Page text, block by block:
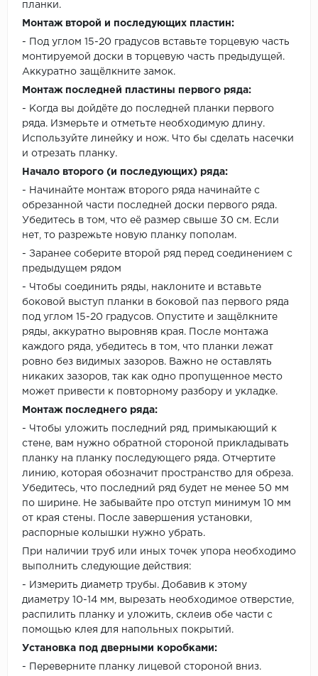
планки.
Монтаж второй и последующих пластин:
- Под углом 15-20 градусов вставьте торцевую часть
монтируемой доски в торцевую часть предыдущей.
Аккуратно защёлкните замок.
Монтаж последней пластины первого ряда:
- Когда вы дойдёте до последней планки первого
ряда. Измерьте и отметьте необходимую длину.
Используйте линейку и нож. Что бы сделать насечки
и отрезать планку.
Начало второго (и последующих) ряда:
- Начинайте монтаж второго ряда начинайте с
обрезанной части последней доски первого ряда.
Убедитесь в том, что её размер свыше 30 см. Если
нет, то разрежьте новую планку пополам.
- Заранее соберите второй ряд перед соединением с
предыдущем рядом
- Чтобы соединить ряды, наклоните и вставьте
боковой выступ планки в боковой паз первого ряда
под углом 15-20 градусов. Опустите и защёлкните
ряды, аккуратно выровняв края. После монтажа
каждого ряда, убедитесь в том, что планки лежат
ровно без видимых зазоров. Важно не оставлять
никаких зазоров, так как одно пропущенное место
может привести к повторному разбору и укладке.
Монтаж последнего ряда:
- Чтобы уложить последний ряд, примыкающий к
стене, вам нужно обратной стороной прикладывать
планку на планку последующего ряда. Отчертите
линию, которая обозначит пространство для обреза.
Убедитесь, что последний ряд будет не менее 50 мм
по ширине. Не забывайте про отступ минимум 10 мм
от края стены. После завершения установки,
распорные колышки нужно убрать.
При наличии труб или иных точек упора необходимо
выполнить следующие действия:
- Измерить диаметр трубы. Добавив к этому
диаметру 10-14 мм, вырезать необходимое отверстие,
распилить планку и уложить, склеив обе части с
помощью клея для напольных покрытий.
Установка под дверными коробками:
- Переверните планку лицевой стороной вниз.